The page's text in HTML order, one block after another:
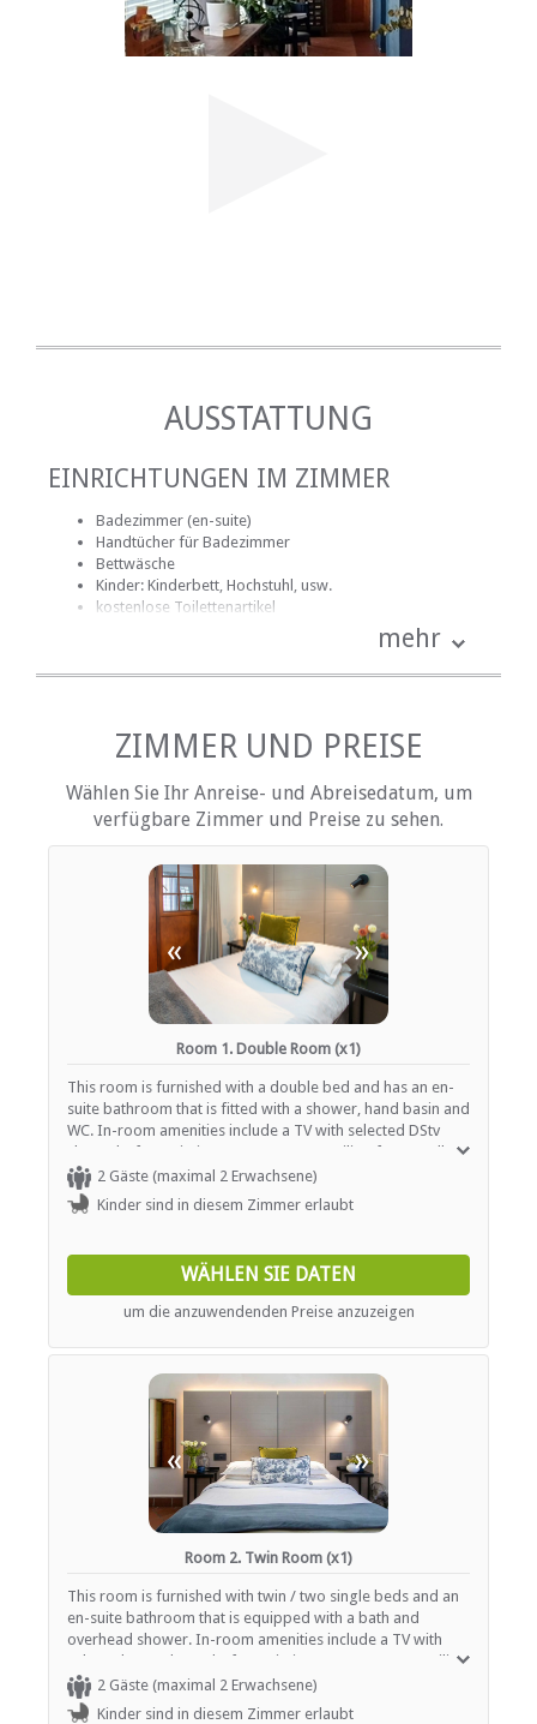
AUSSTATTUNG
EINRICHTUNGEN IM ZIMMER
Badezimmer (en-suite)
Handtücher für Badezimmer
Bettwäsche
Kinder: Kinderbett, Hochstuhl, usw.
kostenlose Toilettenartikel
Internetverbindung (drahtlos)
Tee- und Kaffeekocher
Fernsehen (mit Satellit)
EINRICHTUNGEN AUF DEM GELÄNDE
Kinderfreundlich (alle Altersgruppen)
Zimmerreinigung (täglich)
Wäscheservice
Parkplatz (abseits der Straße)
Rezeption (Geschäftszeiten)
Rauchen: Nicht drinnen
Schwimmbad
ESSEN UND TRINKEN
Halaal Friendly
Bar (ehrlichkeit)
Restaurant / Esszimmer
INTERNET
Kostenloses Wi-Fi
TRANSFERS
Flughafentransfers
mehr
ZIMMER UND PREISE
Wählen Sie Ihr Anreise- und Abreisedatum, um
verfügbare Zimmer und Preise zu sehen.
« »
Room 1. Double Room (x1)
This room is furnished with a double bed and has an en-
suite bathroom that is fitted with a shower, hand basin and
WC. In-room amenities include a TV with selected DStv
channels, free Wi-Fi Internet access, a ceiling fan, a wall-
mounted heater and tea- and coffee-making facilities. A
baby cot can be provided on request.
2 Gäste (maximal 2 Erwachsene)
Kinder sind in diesem Zimmer erlaubt
WÄHLEN SIE DATEN
um die anzuwendenden Preise anzuzeigen
« »
Room 2. Twin Room (x1)
This room is furnished with twin / two single beds and an
en-suite bathroom that is equipped with a bath and
overhead shower. In-room amenities include a TV with
selected DStv channels, free Wi-Fi Internet access, a ceiling
fan, a wall-mounted heater and tea- and coffee-making
facilities.
2 Gäste (maximal 2 Erwachsene)
Kinder sind in diesem Zimmer erlaubt